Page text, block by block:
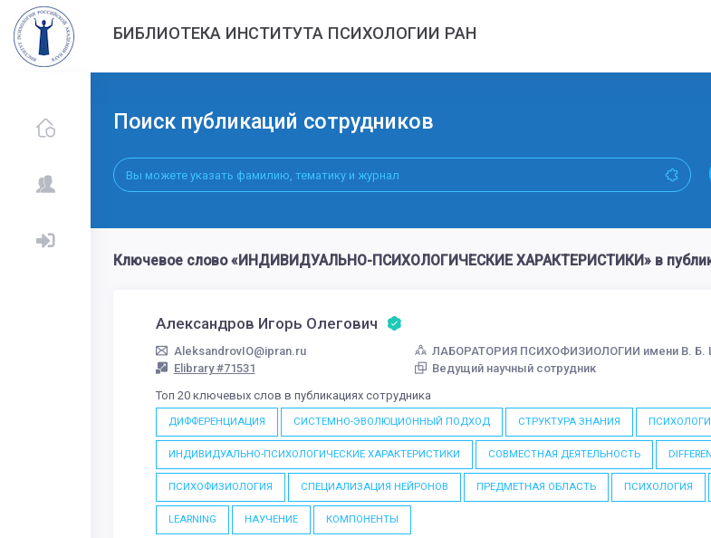
БИБЛИОТЕКА ИНСТИТУТА ПСИХОЛОГИИ РАН
Поиск публикаций сотрудников
Ключевое слово «ИНДИВИДУАЛЬНО-ПСИХОЛОГИЧЕСКИЕ ХАРАКТЕРИСТИКИ» в
Александров Игорь Олегович
AleksandrovIO@ipran.ru
Elibrary #71531
ЛАБОРАТОРИЯ ПСИХОФИЗИОЛОГИИ имени В. Б.
Ведущий научный сотрудник
Топ 20 ключевых слов в публикациях сотрудника
ДИФФЕРЕНЦИАЦИЯ СИСТЕМНО-ЭВОЛЮЦИОННЫЙ ПОДХОД СТРУКТУРА ЗНАНИЯ
ИНДИВИДУАЛЬНО-ПСИХОЛОГИЧЕСКИЕ ХАРАКТЕРИСТИКИ СОВМЕСТНАЯ ДЕЯТЕЛЬНОСТЬ
ПСИХОФИЗИОЛОГИЯ СПЕЦИАЛИЗАЦИЯ НЕЙРОНОВ ПРЕДМЕТНАЯ ОБЛАСТЬ ПСИХОЛОГИЯ
LEARNING НАУЧЕНИЕ КОМПОНЕНТЫ